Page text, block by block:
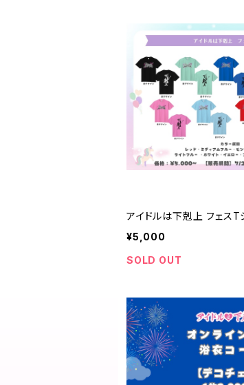
アイドルは下剋上 フェスT
¥5,000
SOLD OUT